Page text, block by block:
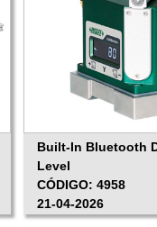
Built-In Bluetooth
Level
CÓDIGO: 4958
21-04-2026